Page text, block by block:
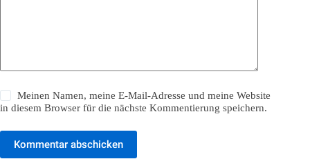
Meinen Namen, meine E-Mail-Adresse und meine Website
in diesem Browser für die nächste Kommentierung speichern.
Kommentar abschicken